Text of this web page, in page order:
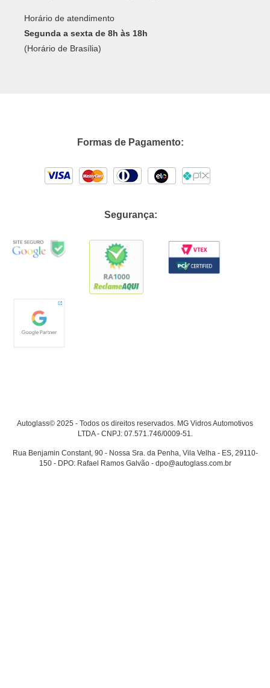
Horário de atendimento
Segunda a sexta de 8h às 18h
(Horário de Brasília)
Formas de Pagamento:
Segurança:
Autoglass© 2025 - Todos os direitos reservados. MG Vidros Automotivos
LTDA - CNPJ: 07.571.746/0009-51.
Rua Benjamin Constant, 90 - Nossa Sra. da Penha, Vila Velha - ES, 29110-
150 - DPO: Rafael Ramos Galvão - dpo@autoglass.com.br